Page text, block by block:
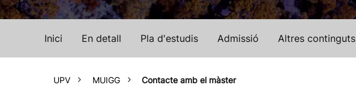
Inici En detall Pla d'estudis Admissió Altres continguts
UPV MUIGG Contacte amb el màster